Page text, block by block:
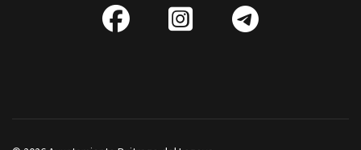
fab
IG